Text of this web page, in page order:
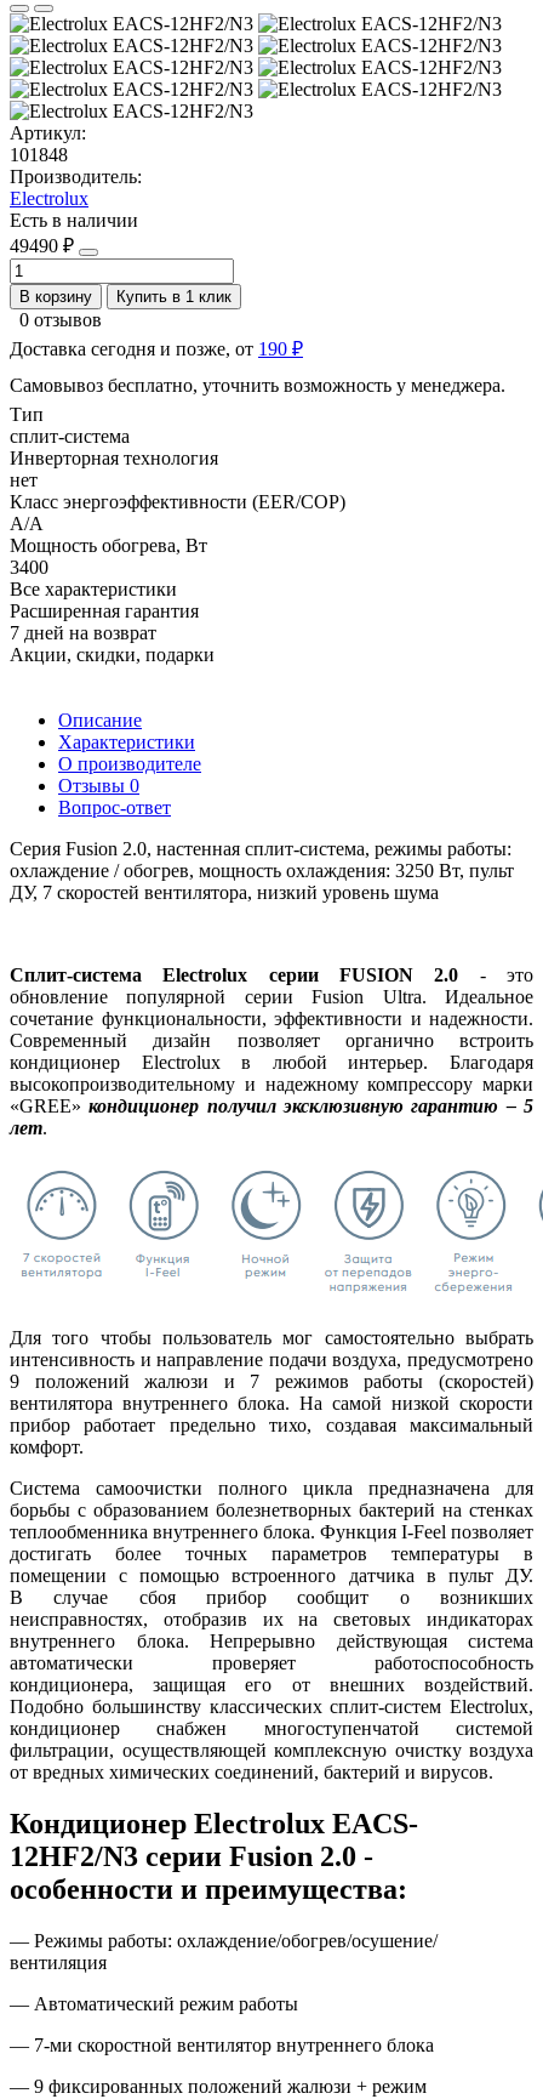
Артикул:
101848
Производитель:
Electrolux
Есть в наличии
49490 ₽
В корзину Купить в 1 клик
0 отзывов
Доставка сегодня и позже, от 190 ₽
Самовывоз бесплатно, уточнить возможность у менеджера.
Тип
сплит-система
Инверторная технология
нет
Класс энергоэффективности (EER/COP)
A/A
Мощность обогрева, Вт
3400
Все характеристики
Расширенная гарантия
7 дней на возврат
Акции, скидки, подарки
Описание
Характеристики
О производителе
Отзывы 0
Вопрос-ответ
Серия Fusion 2.0, настенная сплит-система, режимы работы:
охлаждение / обогрев, мощность охлаждения: 3250 Вт, пульт
ДУ, 7 скоростей вентилятора, низкий уровень шума
Сплит-система Electrolux серии FUSION 2.0 - это
обновление популярной серии Fusion Ultra. Идеальное
сочетание функциональности, эффективности и надежности.
Современный дизайн позволяет органично встроить
кондиционер Electrolux в любой интерьер. Благодаря
высокопроизводительному и надежному компрессору марки
«GREE»кондиционер получил эксклюзивную гарантию – 5
лет.
Для того чтобы пользователь мог самостоятельно выбрать
интенсивность и направление подачи воздуха, предусмотрено
9 положений жалюзи и 7 режимов работы (скоростей)
вентилятора внутреннего блока. На самой низкой скорости
прибор работает предельно тихо, создавая максимальный
комфорт.
Система самоочистки полного цикла предназначена для
борьбы с образованием болезнетворных бактерий на стенках
теплообменника внутреннего блока. Функция I-Feel позволяет
достигать более точных параметров температуры в
помещении с помощью встроенного датчика в пульт ДУ.
В случае сбоя прибор сообщит о возникших
неисправностях, отобразив их на световых индикаторах
внутреннего блока. Непрерывно действующая система
автоматически проверяет работоспособность
кондиционера, защищая его от внешних воздействий.
Подобно большинству классических сплит-систем Electrolux,
кондиционер снабжен многоступенчатой системой
фильтрации, осуществляющей комплексную очистку воздуха
от вредных химических соединений, бактерий и вирусов.
Кондиционер Electrolux EACS-
12HF2/N3 серии Fusion 2.0 -
особенности и преимущества:
— Режимы работы: охлаждение/обогрев/осушение/
вентиляция
— Автоматический режим работы
— 7-ми скоростной вентилятор внутреннего блока
— 9 фиксированных положений жалюзи + режим